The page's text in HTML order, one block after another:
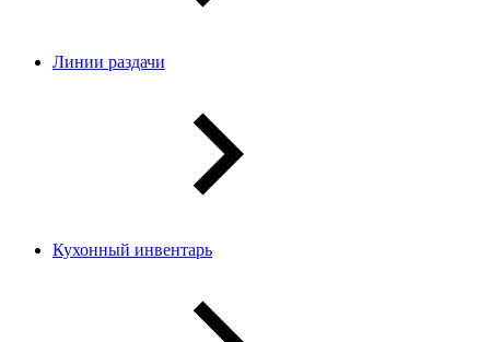
Линии раздачи
Кухонный инвентарь